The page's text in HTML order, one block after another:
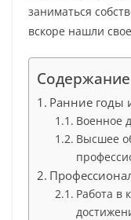
заниматься
вскоре нашли
Содержание
Ранние годы
Военное
Высшее
Работа в